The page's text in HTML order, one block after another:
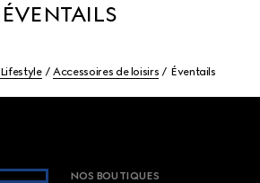
ÉVENTAILS
Lifestyle Accessoires de loisirs Éventails
NOS BOUTIQUES